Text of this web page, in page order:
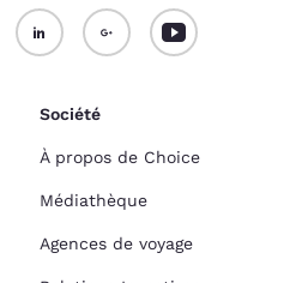
Société
À propos de Choice
Médiathèque
Agences de voyage